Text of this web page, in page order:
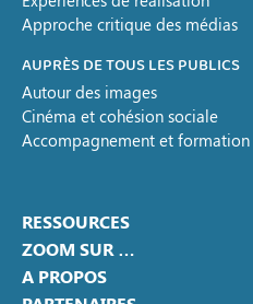
Approche critique des médias
AUPRÈS DE TOUS LES PUBLICS
Autour des images
Cinéma et cohésion sociale
Accompagnement et formation
RESSOURCES
ZOOM SUR …
A PROPOS